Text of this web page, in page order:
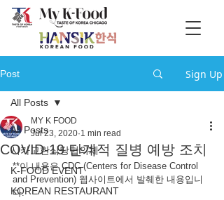
Post Sign Up
All Posts
시카고한식당협의체
K-FOOD EVENT
KOREAN RESTAURANT
All Posts
COVID-19 단계적 질병 예방 조치
MY K FOOD
Jul 23, 2020 1 min read
**이 내용은 CDC (Centers for Disease Control
and Prevention) 웹사이트에서 발췌한 내용입니
다.